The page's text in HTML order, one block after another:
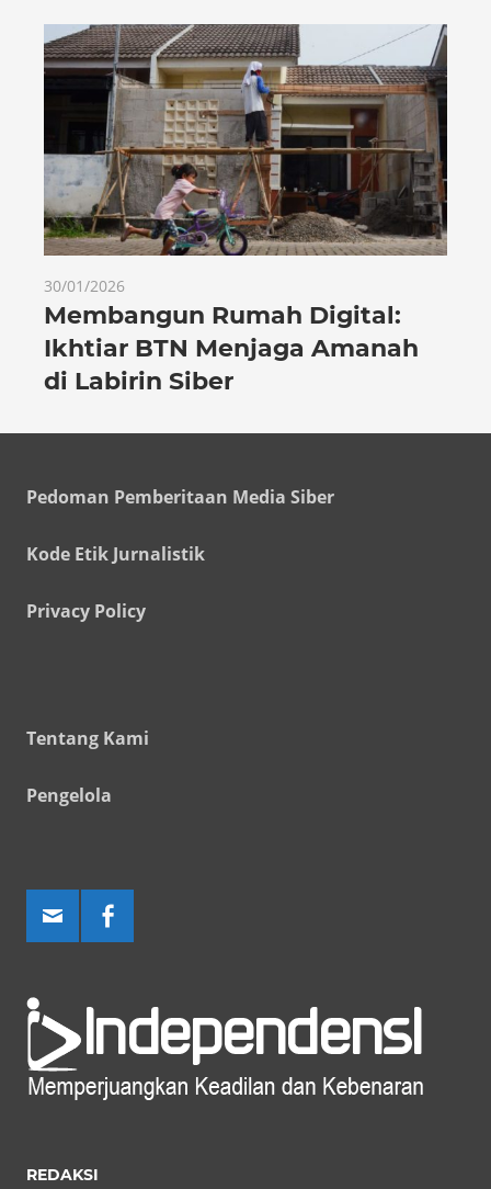
30/01/2026
Membangun Rumah Digital:
Ikhtiar BTN Menjaga Amanah
di Labirin Siber
Pedoman Pemberitaan Media Siber
Kode Etik Jurnalistik
Privacy Policy
Tentang Kami
Pengelola
REDAKSI